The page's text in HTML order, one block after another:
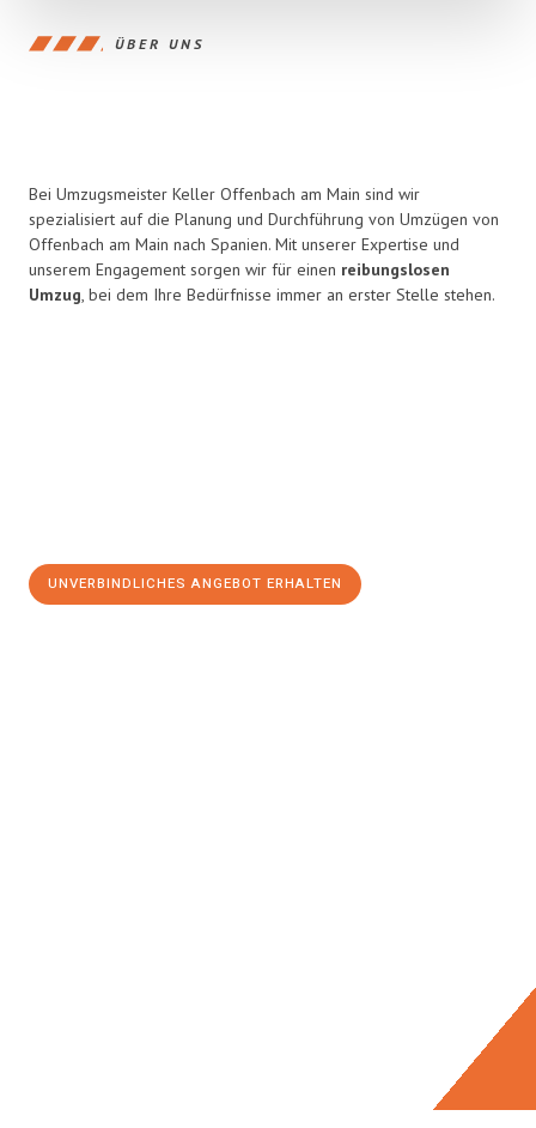
ÜBER UNS
Bei Umzugsmeister Keller Offenbach am Main sind wir
spezialisiert auf die Planung und Durchführung von Umzügen von
Offenbach am Main nach Spanien. Mit unserer Expertise und
unserem Engagement sorgen wir für einen reibungslosen
Umzug, bei dem Ihre Bedürfnisse immer an erster Stelle stehen.
UNVERBINDLICHES ANGEBOT ERHALTEN